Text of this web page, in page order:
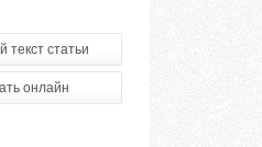
текст статьи
онлайн